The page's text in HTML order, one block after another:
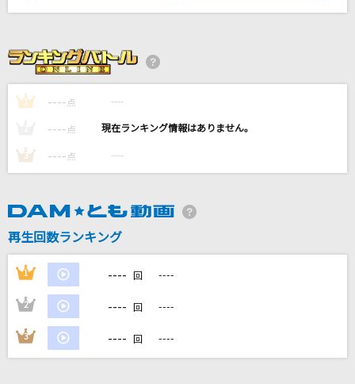
syudou
ひまわりの約束(ドラえもんアニメバージョン)
[生音]I Want You Back [帰ってほしいの]
続ケタ…
GACKT(Gackt)
DAMの新曲・ランキングなど
カラオケ最新情報をチェック！
1 ---- 点 ----
---- 点 ----
3 ---- 点 ----
再生回数ランキング
1 ---- 回 ----
2 ---- 回 ----
3 ---- 回 ----